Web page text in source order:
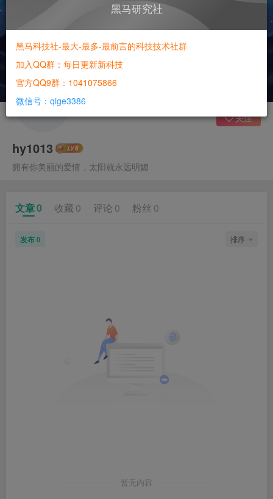
hy1013
拥有你美丽的爱情，太阳就永远明媚
关注
文章0 收藏 0 评论 0 粉丝 0
发布 0 排序
暂无内容
黑马研究社
黑马科技社-最大-最多-最前言的科技技术社群
加入QQ群：每日更新新科技
官方QQ9群：1041075866
微信号：qige3386